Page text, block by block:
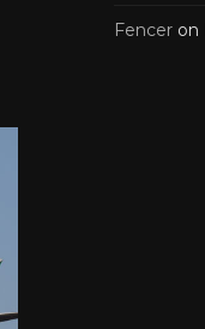
Fencer on